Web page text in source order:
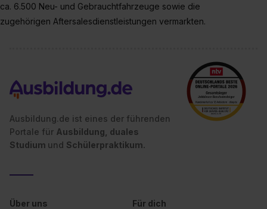
ca. 6.500 Neu- und Gebrauchtfahrzeuge sowie die
zugehörigen Aftersalesdienstleistungen vermarkten.
Ausbildung.de ist eines der führenden
Portale für Ausbildung, duales
Studium und Schülerpraktikum.
Über uns
Für dich